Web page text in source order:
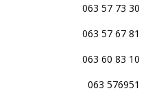
063 57 73 30
063 57 67 81
063 60 83 10
063 576951